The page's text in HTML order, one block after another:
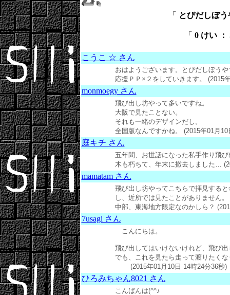
「 とびだしぼ
「 0 けい ：
こうこ ☆ さん
おはようございます。とびだしぼうや
応援ＰＰ×２をしていきます。 (2015
monmoegy さん
飛び出し坊やって多いですね。
大阪で見たことない。
それも一緒のデザインだし。
全国版なんですかね。 (2015年01月10
庭キチ さん
五年間、お世話になった私手作り飛
木も朽ちて、年末に撤去しました…
mamatam さん
飛び出し坊やってこちらで拝見する
し、近所では見たことがありません。
中部、東海地方限定なのかしら？
7usagi さん
こんにちは。
飛び出してはいけないけれど、飛び
でも、これを見たら走って渡りたく
(2015年01月10日 14時24分36秒)
ひろみちゃん8021 さん
こんばんは(^^♪